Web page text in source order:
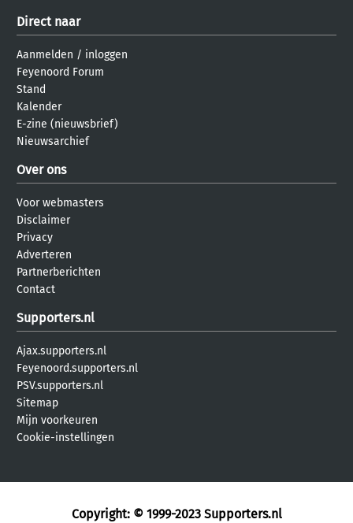
Direct naar
Aanmelden / inloggen
Feyenoord Forum
Stand
Kalender
E-zine (nieuwsbrief)
Nieuwsarchief
Over ons
Voor webmasters
Disclaimer
Privacy
Adverteren
Partnerberichten
Contact
Supporters.nl
Ajax.supporters.nl
Feyenoord.supporters.nl
PSV.supporters.nl
Sitemap
Mijn voorkeuren
Cookie-instellingen
Copyright: © 1999-2023 Supporters.nl